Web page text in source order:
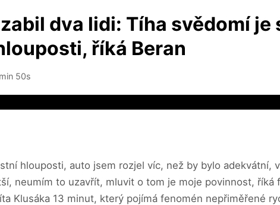
dva lidi: Tíha svědomí
říká Beran
50s
hlouposti, auto jsem rozjel víc, než by bylo
neumím to uzavřít, mluvit o tom je moje povinnost,
Klusáka 13 minut, který pojímá fenomén nepřiměřené